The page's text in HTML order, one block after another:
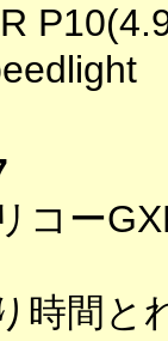
コー
時間と